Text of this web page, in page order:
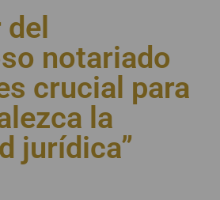
notariado
crucial para
la
jurídica”